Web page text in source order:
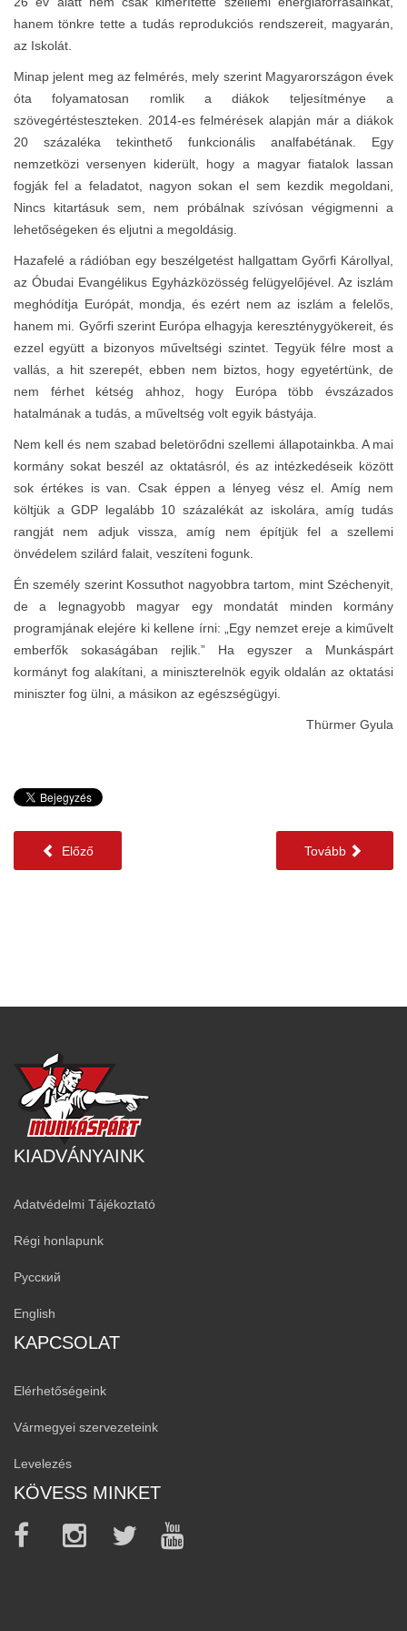
hanem tönkre tette a tudás reprodukciós rendszereit, magyarán,
az Iskolát.
Minap jelent meg az felmérés, mely szerint Magyarországon évek
óta folyamatosan romlik a diákok teljesítménye a
szövegértésteszteken. 2014-es felmérések alapján már a diákok
20 százaléka tekinthető funkcionális analfabétának. Egy
nemzetközi versenyen kiderült, hogy a magyar fiatalok lassan
fogják fel a feladatot, nagyon sokan el sem kezdik megoldani,
Nincs kitartásuk sem, nem próbálnak szívósan végigmenni a
lehetőségeken és eljutni a megoldásig.
Hazafelé a rádióban egy beszélgetést hallgattam Győrfi Károllyal,
az Óbudai Evangélikus Egyházközösség felügyelőjével. Az iszlám
meghódítja Európát, mondja, és ezért nem az iszlám a felelős,
hanem mi. Győrfi szerint Európa elhagyja kereszténygyökereit, és
ezzel együtt a bizonyos műveltségi szintet. Tegyük félre most a
vallás, a hit szerepét, ebben nem biztos, hogy egyetértünk, de
nem férhet kétség ahhoz, hogy Európa több évszázados
hatalmának a tudás, a műveltség volt egyik bástyája.
Nem kell és nem szabad beletörődni szellemi állapotainkba. A mai
kormány sokat beszél az oktatásról, és az intézkedéseik között
sok értékes is van. Csak éppen a lényeg vész el. Amíg nem
költjük a GDP legalább 10 százalékát az iskolára, amíg tudás
rangját nem adjuk vissza, amíg nem építjük fel a szellemi
önvédelem szilárd falait, veszíteni fogunk.
Én személy szerint Kossuthot nagyobbra tartom, mint Széchenyit,
de a legnagyobb magyar egy mondatát minden kormány
programjának elejére ki kellene írni: „Egy nemzet ereje a kiművelt
emberfők sokaságában rejlik.” Ha egyszer a Munkáspárt
kormányt fog alakítani, a miniszterelnök egyik oldalán az oktatási
miniszter fog ülni, a másikon az egészségügyi.
Thürmer Gyula
Előző Tovább
KIADVÁNYAINK
Adatvédelmi Tájékoztató
Régi honlapunk
Русский
English
KAPCSOLAT
Elérhetőségeink
Vármegyei szervezeteink
Levelezés
KÖVESS MINKET